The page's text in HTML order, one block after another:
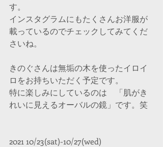
す。
インスタグラムにもたくさんお洋服が
載っているのでチェックしてみてくだ
さいね。
きのぐさんは無垢の木を使ったイロイ
ロをお持ちいただく予定です。
特に楽しみにしているのは　「肌がき
れいに見えるオーバルの鏡」です。笑
2021 10/23(sat)-10/27(wed)